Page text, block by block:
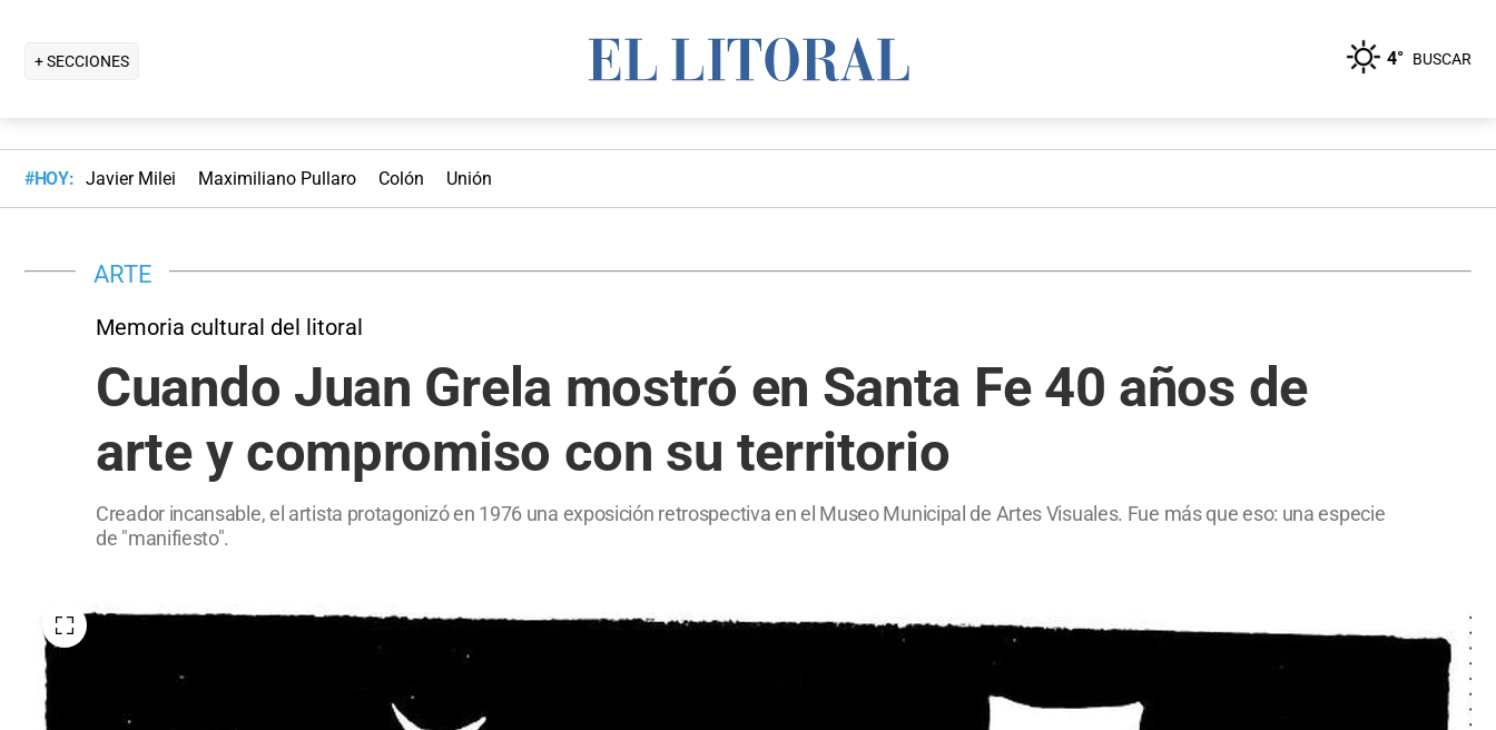
+ SECCIONES 4° BUSCAR
#HOY: Javier Milei Maximiliano Pullaro Colón Unión
ARTE
Memoria cultural del litoral
Cuando Juan Grela mostró en Santa Fe 40 años de
arte y compromiso con su territorio
Creador incansable, el artista protagonizó en 1976 una exposición retrospectiva en el Museo Municipal de Artes Visuales. Fue más que eso: una especie
de "manifiesto".